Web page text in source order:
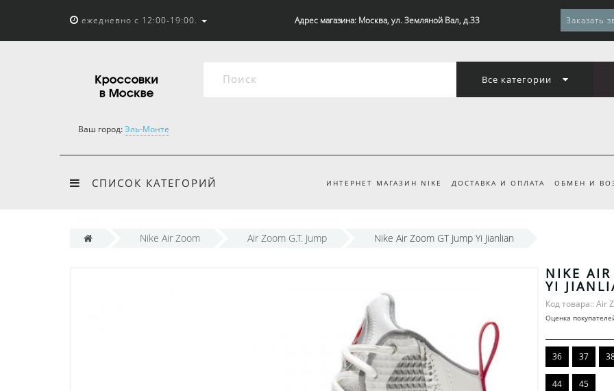
ежедневно с 12:00-19:00. Адрес магазина: Москва, ул. Земляной Вал, д.33 Заказать
Все категории
Ваш город:Эль-Монте
СПИСОК КАТЕГОРИЙ ИНТЕРНЕТ МАГАЗИН NIKE ДОСТАВКА И ОПЛАТА ОБМЕН И
Nike Air Zoom Air Zoom G.T. Jump Nike Air Zoom GT Jump Yi Jianlian
NIKE
YI
Код товара:: Air
Оценка
36 37
44 45